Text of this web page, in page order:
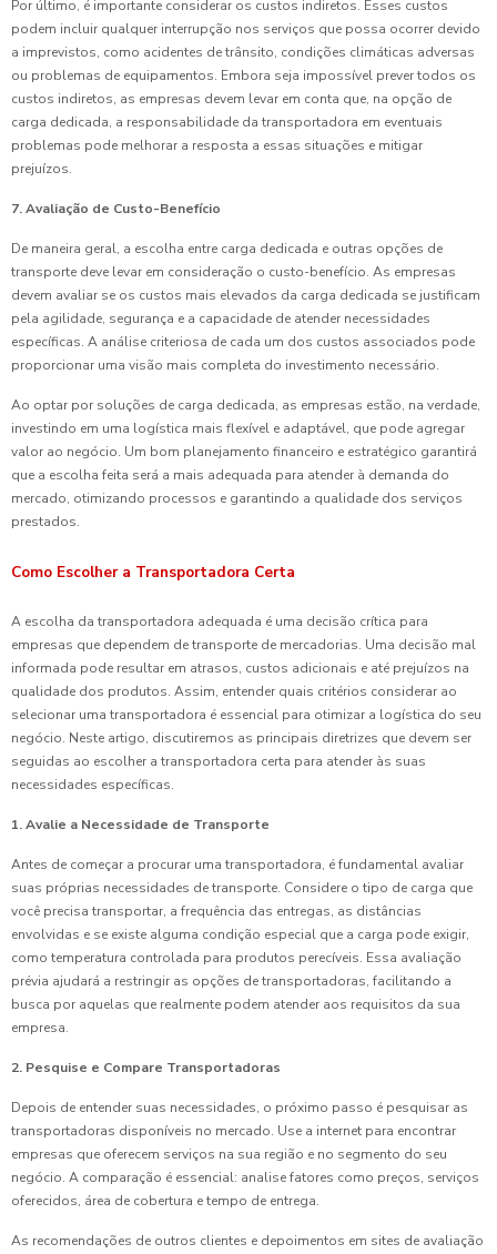
Por último, é importante considerar os custos indiretos. Esses custos
podem incluir qualquer interrupção nos serviços que possa ocorrer devido
a imprevistos, como acidentes de trânsito, condições climáticas adversas
ou problemas de equipamentos. Embora seja impossível prever todos os
custos indiretos, as empresas devem levar em conta que, na opção de
carga dedicada, a responsabilidade da transportadora em eventuais
problemas pode melhorar a resposta a essas situações e mitigar
prejuízos.
7. Avaliação de Custo-Benefício
De maneira geral, a escolha entre carga dedicada e outras opções de
transporte deve levar em consideração o custo-benefício. As empresas
devem avaliar se os custos mais elevados da carga dedicada se justificam
pela agilidade, segurança e a capacidade de atender necessidades
específicas. A análise criteriosa de cada um dos custos associados pode
proporcionar uma visão mais completa do investimento necessário.
Ao optar por soluções de carga dedicada, as empresas estão, na verdade,
investindo em uma logística mais flexível e adaptável, que pode agregar
valor ao negócio. Um bom planejamento financeiro e estratégico garantirá
que a escolha feita será a mais adequada para atender à demanda do
mercado, otimizando processos e garantindo a qualidade dos serviços
prestados.
Como Escolher a Transportadora Certa
A escolha da transportadora adequada é uma decisão crítica para
empresas que dependem de transporte de mercadorias. Uma decisão mal
informada pode resultar em atrasos, custos adicionais e até prejuízos na
qualidade dos produtos. Assim, entender quais critérios considerar ao
selecionar uma transportadora é essencial para otimizar a logística do seu
negócio. Neste artigo, discutiremos as principais diretrizes que devem ser
seguidas ao escolher a transportadora certa para atender às suas
necessidades específicas.
1. Avalie a Necessidade de Transporte
Antes de começar a procurar uma transportadora, é fundamental avaliar
suas próprias necessidades de transporte. Considere o tipo de carga que
você precisa transportar, a frequência das entregas, as distâncias
envolvidas e se existe alguma condição especial que a carga pode exigir,
como temperatura controlada para produtos perecíveis. Essa avaliação
prévia ajudará a restringir as opções de transportadoras, facilitando a
busca por aquelas que realmente podem atender aos requisitos da sua
empresa.
2. Pesquise e Compare Transportadoras
Depois de entender suas necessidades, o próximo passo é pesquisar as
transportadoras disponíveis no mercado. Use a internet para encontrar
empresas que oferecem serviços na sua região e no segmento do seu
negócio. A comparação é essencial: analise fatores como preços, serviços
oferecidos, área de cobertura e tempo de entrega.
As recomendações de outros clientes e depoimentos em sites de avaliação